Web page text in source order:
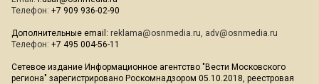
Телефон: +7 909 936-02-90
Дополнительные email: reklama@osnmedia.ru, adv@osnmedia.ru
Телефон: +7 495 004-56-11
Сетевое издание Информационное агентство "Вести Московского
региона" зарегистрировано Роскомнадзором 05.10.2018, реестровая